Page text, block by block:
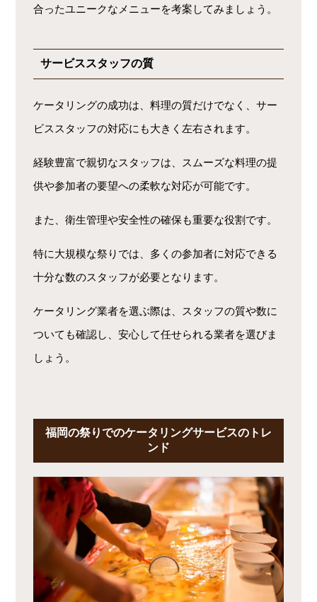
合ったユニークなメニューを考案してみましょう。
サービススタッフの質
ケータリングの成功は、料理の質だけでなく、サー
ビススタッフの対応にも大きく左右されます。
経験豊富で親切なスタッフは、スムーズな料理の提
供や参加者の要望への柔軟な対応が可能です。
また、衛生管理や安全性の確保も重要な役割です。
特に大規模な祭りでは、多くの参加者に対応できる
十分な数のスタッフが必要となります。
ケータリング業者を選ぶ際は、スタッフの質や数に
ついても確認し、安心して任せられる業者を選びま
しょう。
福岡の祭りでのケータリングサービスのトレ
ンド